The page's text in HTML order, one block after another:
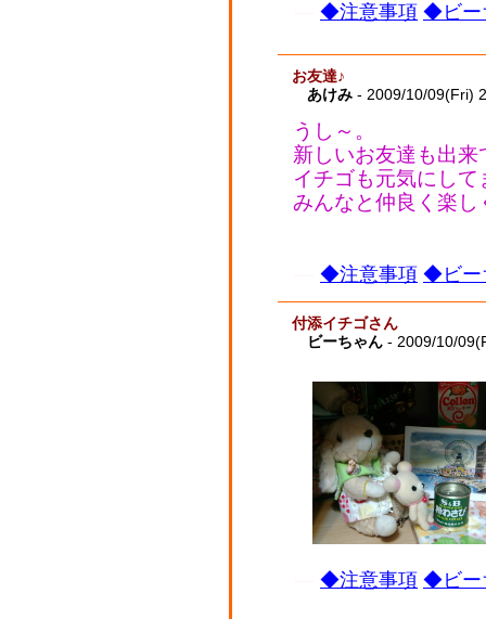
◆注意事項 ◆ビー
お友達♪
あけみ - 2009/10/09(Fri)
うし～。
新しいお友達も出来
イチゴも元気にして
みんなと仲良く楽し
◆注意事項 ◆ビー
付添イチゴさん
ビーちゃん - 2009/10/
◆注意事項 ◆ビー